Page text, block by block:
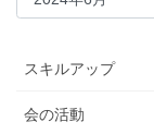
スキルアップ
会の活動